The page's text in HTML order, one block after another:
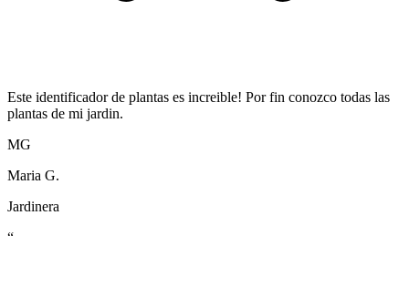
Este identificador de plantas es increible! Por fin conozco todas las
plantas de mi jardin.
MG
Maria G.
Jardinera
“